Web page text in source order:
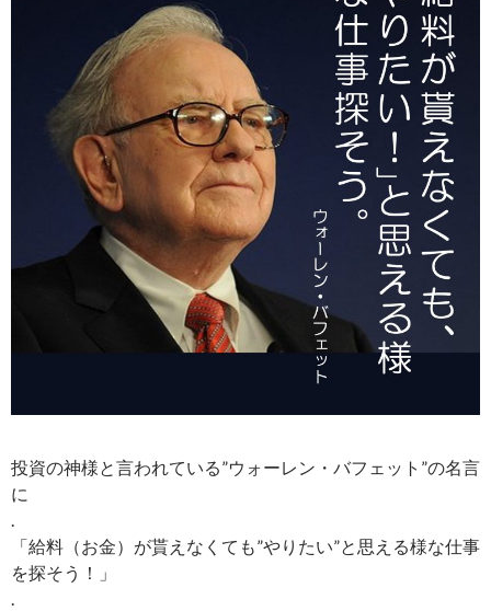
投資の神様と言われている”ウォーレン・バフェット”の名言
に
.
「給料（お金）が貰えなくても”やりたい”と思える様な仕事
を探そう！」
.